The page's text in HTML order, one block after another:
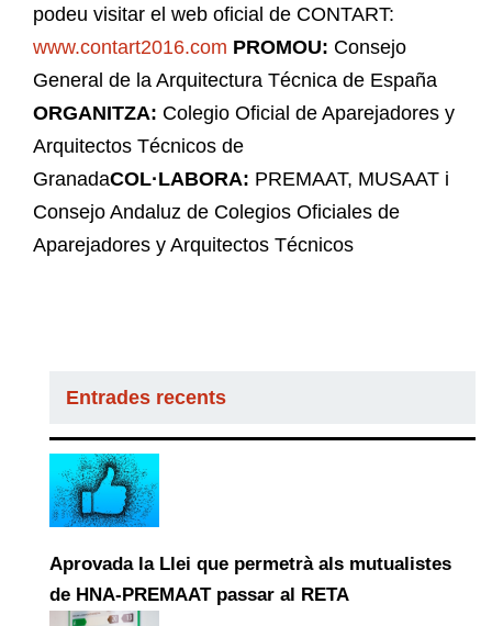
podeu visitar el web oficial de CONTART:
www.contart2016.com PROMOU: Consejo
General de la Arquitectura Técnica de España
ORGANITZA: Colegio Oficial de Aparejadores y
Arquitectos Técnicos de
GranadaCOL·LABORA: PREMAAT, MUSAAT i
Consejo Andaluz de Colegios Oficiales de
Aparejadores y Arquitectos Técnicos
Entrades recents
Aprovada la Llei que permetrà als mutualistes
de HNA-PREMAAT passar al RETA